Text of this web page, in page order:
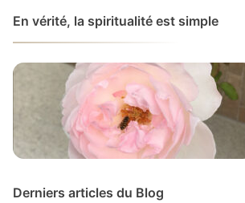
En vérité, la spiritualité est simple
Derniers articles du Blog